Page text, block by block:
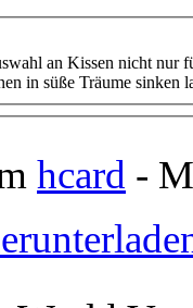
an Kissen nicht nur
in süße Träume sinken
hcard -